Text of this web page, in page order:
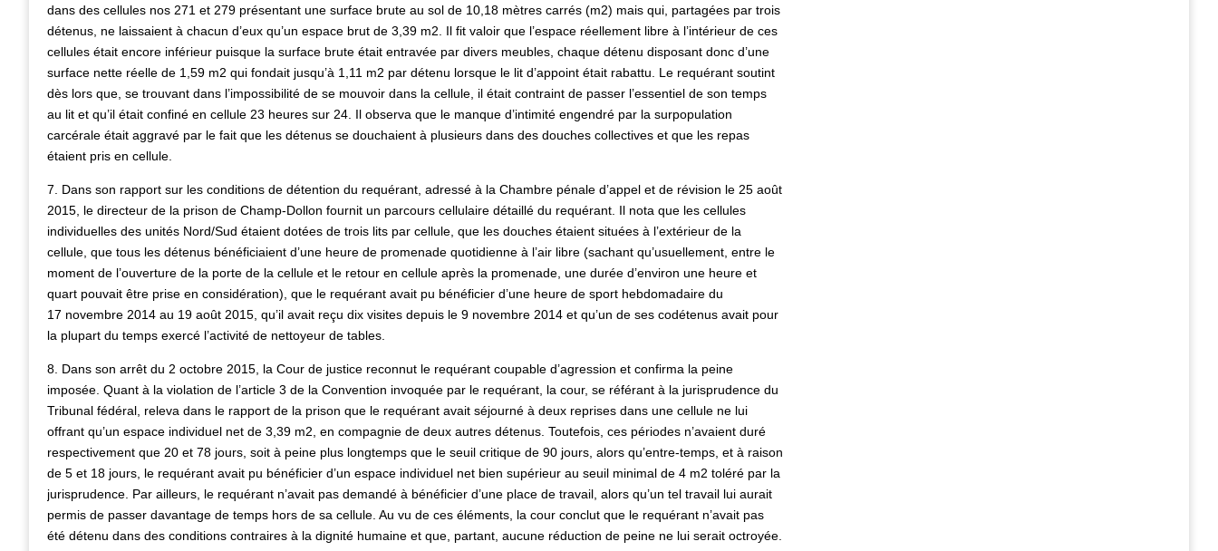
dans des cellules nos 271 et 279 présentant une surface brute au sol de 10,18 mètres carrés (m2) mais qui, partagées par trois
détenus, ne laissaient à chacun d’eux qu’un espace brut de 3,39 m2. Il fit valoir que l’espace réellement libre à l’intérieur de ces
cellules était encore inférieur puisque la surface brute était entravée par divers meubles, chaque détenu disposant donc d’une
surface nette réelle de 1,59 m2 qui fondait jusqu’à 1,11 m2 par détenu lorsque le lit d’appoint était rabattu. Le requérant soutint
dès lors que, se trouvant dans l’impossibilité de se mouvoir dans la cellule, il était contraint de passer l’essentiel de son temps
au lit et qu’il était confiné en cellule 23 heures sur 24. Il observa que le manque d’intimité engendré par la surpopulation
carcérale était aggravé par le fait que les détenus se douchaient à plusieurs dans des douches collectives et que les repas
étaient pris en cellule.
7. Dans son rapport sur les conditions de détention du requérant, adressé à la Chambre pénale d’appel et de révision le 25 août
2015, le directeur de la prison de Champ-Dollon fournit un parcours cellulaire détaillé du requérant. Il nota que les cellules
individuelles des unités Nord/Sud étaient dotées de trois lits par cellule, que les douches étaient situées à l’extérieur de la
cellule, que tous les détenus bénéficiaient d’une heure de promenade quotidienne à l’air libre (sachant qu’usuellement, entre le
moment de l’ouverture de la porte de la cellule et le retour en cellule après la promenade, une durée d’environ une heure et
quart pouvait être prise en considération), que le requérant avait pu bénéficier d’une heure de sport hebdomadaire du
17 novembre 2014 au 19 août 2015, qu’il avait reçu dix visites depuis le 9 novembre 2014 et qu’un de ses codétenus avait pour
la plupart du temps exercé l’activité de nettoyeur de tables.
8. Dans son arrêt du 2 octobre 2015, la Cour de justice reconnut le requérant coupable d’agression et confirma la peine
imposée. Quant à la violation de l’article 3 de la Convention invoquée par le requérant, la cour, se référant à la jurisprudence du
Tribunal fédéral, releva dans le rapport de la prison que le requérant avait séjourné à deux reprises dans une cellule ne lui
offrant qu’un espace individuel net de 3,39 m2, en compagnie de deux autres détenus. Toutefois, ces périodes n’avaient duré
respectivement que 20 et 78 jours, soit à peine plus longtemps que le seuil critique de 90 jours, alors qu’entre-temps, et à raison
de 5 et 18 jours, le requérant avait pu bénéficier d’un espace individuel net bien supérieur au seuil minimal de 4 m2 toléré par la
jurisprudence. Par ailleurs, le requérant n’avait pas demandé à bénéficier d’une place de travail, alors qu’un tel travail lui aurait
permis de passer davantage de temps hors de sa cellule. Au vu de ces éléments, la cour conclut que le requérant n’avait pas
été détenu dans des conditions contraires à la dignité humaine et que, partant, aucune réduction de peine ne lui serait octroyée.